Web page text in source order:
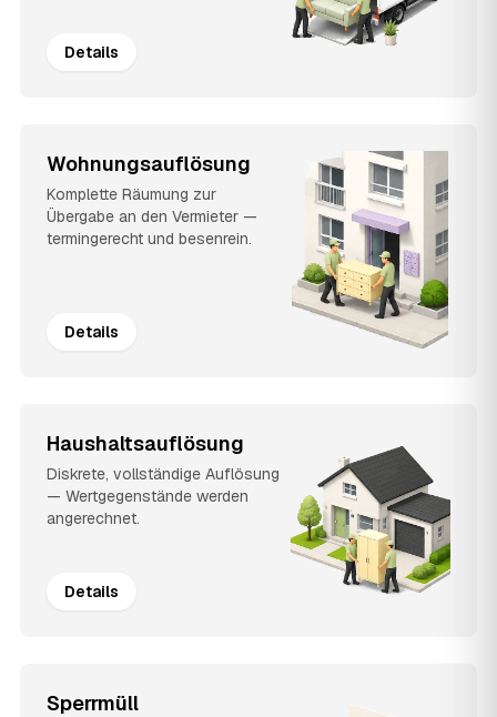
Details
Wohnungsauflösung
Komplette Räumung zur
Übergabe an den Vermieter —
termingerecht und besenrein.
Details
Haushaltsauflösung
Diskrete, vollständige Auflösung
— Wertgegenstände werden
angerechnet.
Details
Sperrmüll